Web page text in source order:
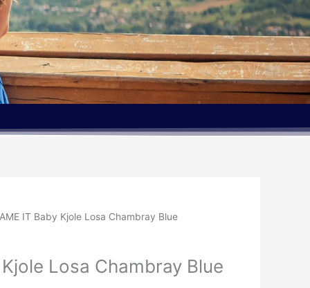
IT Baby Kjole Losa Chambray Blue
Losa Chambray Blue